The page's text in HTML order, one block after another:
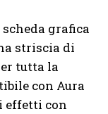
grafica
striscia di
tutta la
con Aura
effetti con